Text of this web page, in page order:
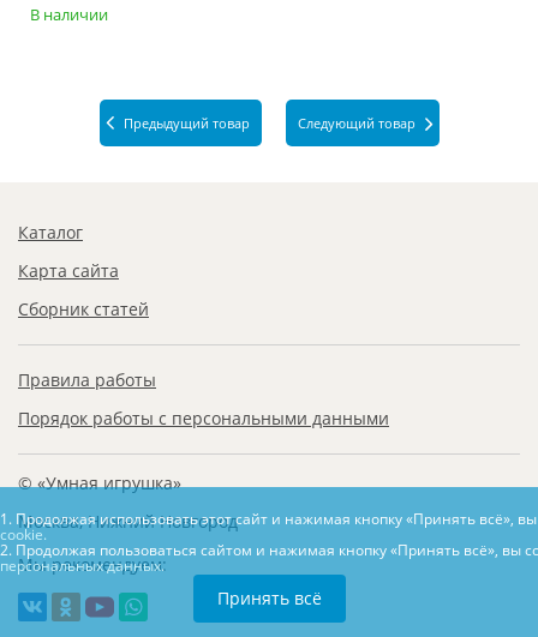
В наличии
Предыдущий товар Следующий товар
Каталог
Карта сайта
Сборник статей
Правила работы
Порядок работы с персональными данными
© «Умная игрушка»
Москва, Нижний Новгород
Мы рекомендуем:
1. Продолжая использовать этот сайт и нажимая кнопку «Принять всё»,
cookie.
2. Продолжая пользоваться сайтом и нажимая кнопку «Принять всё», вы
персональных данных.
Принять всё